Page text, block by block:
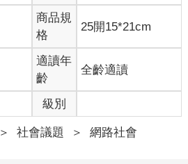
商品規
格
25開15*21cm
適讀年
齡
全齡適讀
級別
＞ 社會議題 ＞ 網路社會